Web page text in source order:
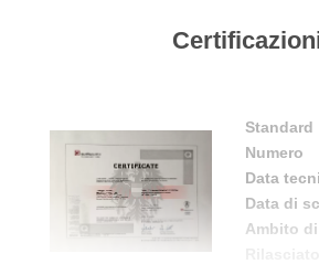
Standard
Numero